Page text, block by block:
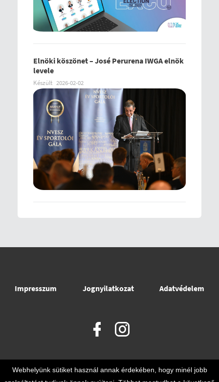
Elnöki köszönet – José Perurena IWGA elnök
levele
Készült 2026-02-02
Impresszum Jognyilatkozat Adatvédelem
Webhelyünk sütiket használ annak érdekében, hogy minél jobb